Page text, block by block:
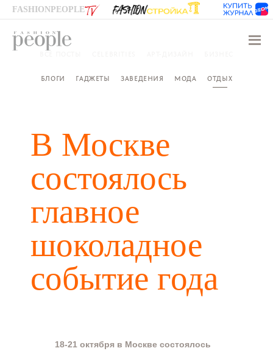
FASHIONPEOPLE
БЛОГИ ГАДЖЕТЫ ЗАВЕДЕНИЯ МОДА ОТДЫХ
В Москве
состоялось
главное
шоколадное
событие года
18-21 октября в Москве состоялось